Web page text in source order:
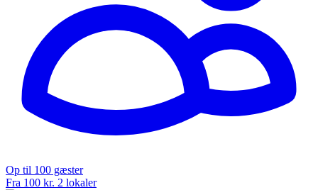
Op til 100 gæster
Fra 100 kr. 2 lokaler